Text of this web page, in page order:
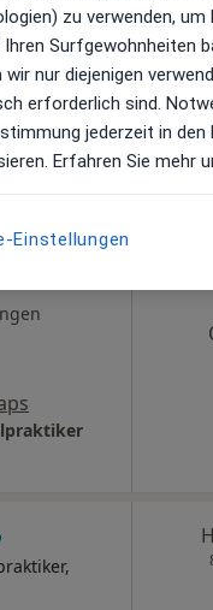
zu verwenden,
Surfgewohnheiten
wir nur diejenigen
erforderlich sind.
jederzeit in
Erfahren Sie mehr
Einstellungen